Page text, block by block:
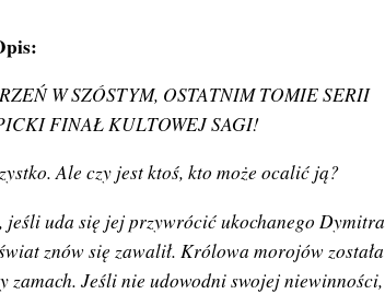
W SZÓSTYM, OSTATNIM TOMIE SERII
FINAŁ KULTOWEJ SAGI!
Ale czy jest ktoś, kto może ocalić ją?
jeśli uda się jej przywrócić ukochanego Dymitra
znów się zawalił. Królowa morojów została
zamach. Jeśli nie udowodni swojej niewinności,